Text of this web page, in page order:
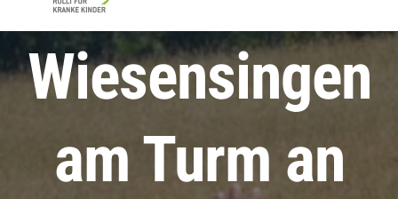
Wiesensingen
am Turm an